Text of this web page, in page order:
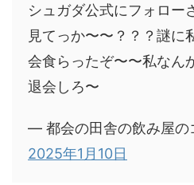
シュガダ公式にフォロー
見てっか〜〜？？？謎に
会食らったぞ〜〜私なん
退会しろ〜
— 都会の田舎の飲み屋
2025年1月10日